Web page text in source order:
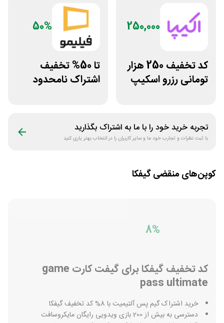
250,000
کد تخفیف 250 هزار
تومانی رزرو اسکیپ
50%
تا 50% تخفیف
اشتراک نامحدود
تجربه خرید خود را با ما به اشتراک بگذارید
با ثبت نظرات و تجارب خود ما و سایر کاربران را در انتخاب بهتر یاری کنید
کوپن‌های منقضیگیفکا
8%
کد تخفیف گیفکا برای گیفت کارت game
pass ultimate
خرید اشتراک گیم پس آلتیمیت با 8% کد تخفیف گیفکا
دسترسی به بیش از 200 بازی ویدویی رایگان مایکروسافت